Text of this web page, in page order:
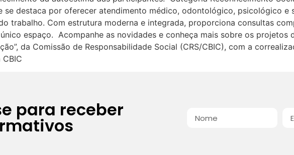
se destaca por oferecer atendimento médico, odontológico, psicológico e
trabalho. Com estrutura moderna e integrada, proporciona consultas
espaço. Acompanhe as novidades e conheça mais sobre os
da Comissão de Responsabilidade Social (CRS/CBIC), com a
para receber